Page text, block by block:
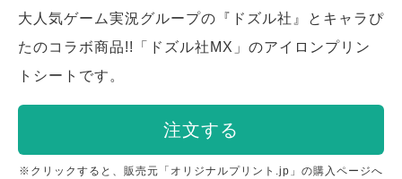
大人気ゲーム実況グループの『ドズル社』とキャラぴ
たのコラボ商品!!「ドズル社MX」のアイロンプリン
トシートです。
注文する
※クリックすると、販売元「オリジナルプリント.jp」の購入ページへ